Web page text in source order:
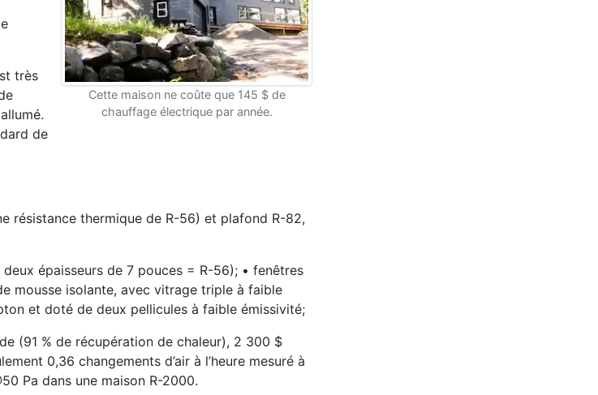
Cette maison ne coûte que 145 $ de
chauffage électrique par année.
très
de
résistance thermique de R-56) et plafond R-82,
épaisseurs de 7 pouces = R-56); • fenêtres
mousse isolante, avec vitrage triple à faible
et doté de deux pellicules à faible émissivité;
(91 % de récupération de chaleur), 2 300 $
0,36 changements d’air à l’heure mesuré à
Pa dans une maison R-2000.